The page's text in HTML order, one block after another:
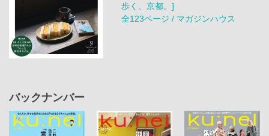
歩く、京都。]
全123ページ / マガジンハウス
バックナンバー